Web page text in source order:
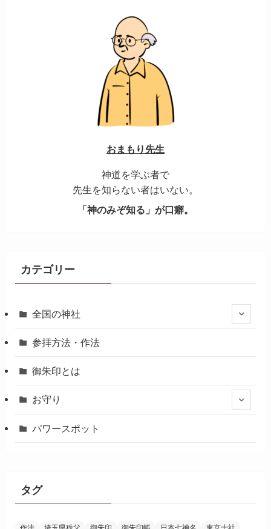
おまもり先生
神道を学ぶ者で
先生を知らない者はいない。
「神のみぞ知る」が口癖。
カテゴリー
全国の神社
参拝方法・作法
御朱印とは
お守り
パワースポット
タグ